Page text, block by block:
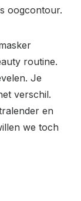
oogcontour.
routine.
Je
verschil.
en
we toch